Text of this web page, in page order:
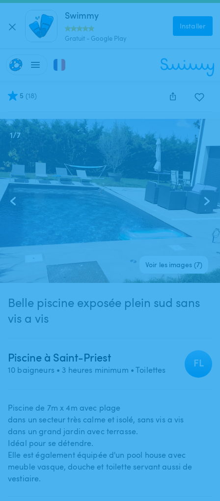
Swimmy
Gratuit - Google Play
Installer
5 (18)
Cette annonce est close et ne peut être réservée.
1/7
Voir les images (7)
Belle piscine exposée plein sud sans
vis a vis
Piscine à Saint-Priest
10 baigneurs • 3 heures minimum • Toilettes
FL
Piscine de 7m x 4m avec plage
dans un secteur très calme et isolé​,​ sans vis a vis
dans un grand jardin avec terrasse.
Idéal pour se détendre.
Elle est également équipée d'un pool house avec
meuble vasque​,​ douche et toilette servant aussi de
vestiaire.